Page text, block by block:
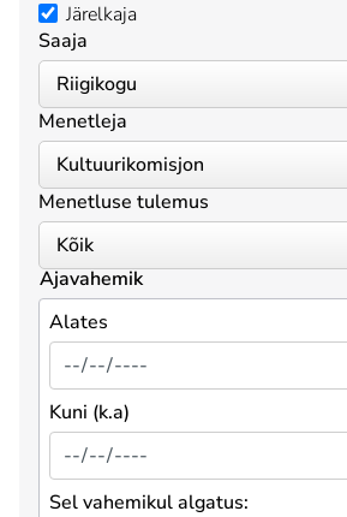
Järelkaja
Saaja
Menetleja
Menetluse tulemus
Ajavahemik
Alates
Kuni (k.a)
Sel vahemikul algatus: